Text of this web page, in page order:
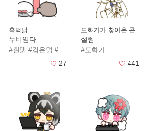
근육질
흑백닭
두비임다
#흰댉 #검은덝 #병아리
27
도화가가 찾아온 콘
설렘
#도화가
441